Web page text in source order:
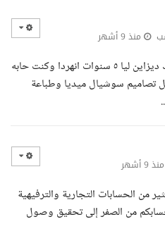
منذ 9 أشهر
السلام عليكم انا آية مصممة جرافيك ديزاين ليا ٥ سنوات انهردا وكنت حابه
تصاميم سوشيال ميديا وطباعة
منذ 9 أشهر
من الحسابات التجارية والترفيهية
من الصفر إلى تحقيق وصول